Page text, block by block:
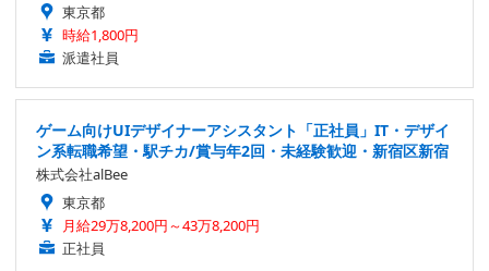
東京都
時給1,800円
派遣社員
ゲーム向けUIデザイナーアシスタント「正社員」IT・デザイ
ン系転職希望・駅チカ/賞与年2回・未経験歓迎・新宿区新宿
株式会社alBee
東京都
月給29万8,200円～43万8,200円
正社員